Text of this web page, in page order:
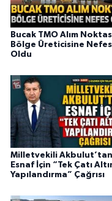
Bucak TMO Alım
Bölge Üreticisine Nefes
Oldu
Milletvekili Akbulut’tan
Esnaf İçin “Tek Çatı
Yapılandırma” Çağrısı